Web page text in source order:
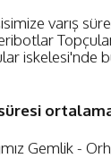
varış
iskelesi'nde
Gemlik -